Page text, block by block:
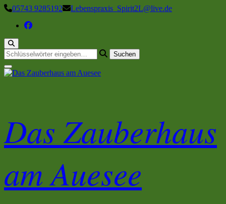
Zum
springen
05743 9285192 Lebenspraxis_Spirit2L@live.de
Suchst
du
nach
Das Zauberhaus
am Auesee